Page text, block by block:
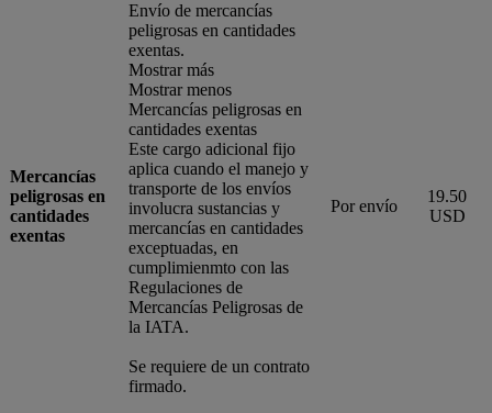
Mercancías
peligrosas en
cantidades
exentas
Envío de mercancías
peligrosas en cantidades
exentas.
Mostrar más
Mostrar menos
Mercancías peligrosas en
cantidades exentas
Este cargo adicional fijo
aplica cuando el manejo y
transporte de los envíos
involucra sustancias y
mercancías en cantidades
exceptuadas, en
cumplimienmto con las
Regulaciones de
Mercancías Peligrosas de
la IATA.
Se requiere de un contrato
firmado.
Por envío
19.50
USD